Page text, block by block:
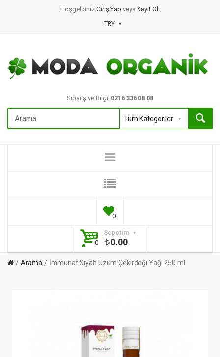
Hoşgeldiniz Giriş Yap veya Kayıt Ol .
TRY
Sipariş ve Bilgi: 0216 336 08 08
0
Sepetim
0
0.00
Arama İmmunat Siyah Üzüm Çekirdeği Yağı 250 ml